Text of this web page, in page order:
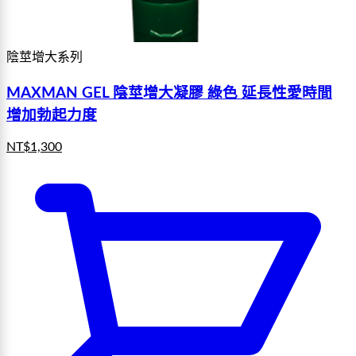
陰莖增大系列
MAXMAN GEL 陰莖增大凝膠 綠色 延長性愛時間
增加勃起力度
NT$1,300